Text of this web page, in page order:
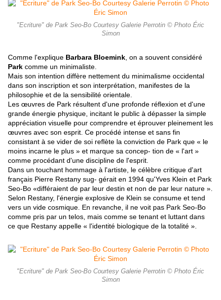
"Ecriture" de Park Seo-Bo Courtesy Galerie Perrotin © Photo Éric
Simon
Comme l'explique Barbara Bloemink , on a souvent considéré
Park comme un minimaliste.
Mais son intention diffère nettement du minimalisme occidental
dans son inscription et son interprétation, manifestes de la
philosophie et de la sensibilité orientale.
Les œuvres de Park résultent d'une profonde réflexion et d'une
grande énergie physique, incitant le public à dépasser la simple
appréciation visuelle pour comprendre et éprouver pleinement les
œuvres avec son esprit. Ce procédé intense et sans fin
consistant à se vider de soi reflète la conviction de Park que « le
moins incarne le plus » et marque sa concep- tion de « l'art »
comme procédant d'une discipline de l'esprit.
Dans un touchant hommage à l'artiste, le célèbre critique d'art
français Pierre Restany sug- gérait en 1994 qu'Yves Klein et Park
Seo-Bo «différaient de par leur destin et non de par leur nature ».
Selon Restany, l'énergie explosive de Klein se consume et tend
vers un vide cosmique. En revanche, il ne voit pas Park Seo-Bo
comme pris par un telos, mais comme se tenant et luttant dans
ce que Restany appelle « l'identité biologique de la totalité ».
"Ecriture" de Park Seo-Bo Courtesy Galerie Perrotin © Photo Éric
Simon